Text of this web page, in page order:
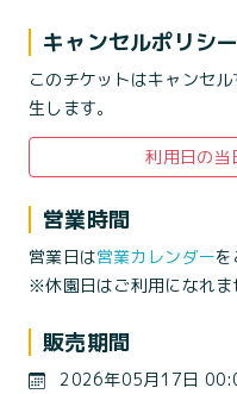
キャンセルポリシー
このチケットはキャンセ
生します。
利用日の
営業時間
営業日は営業カレンダーを
※休園日はご利用になれま
販売期間
2026年05月17日